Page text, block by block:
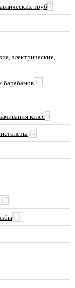
труб 7
электрические,
барабанов 12
колес6
14
17
13